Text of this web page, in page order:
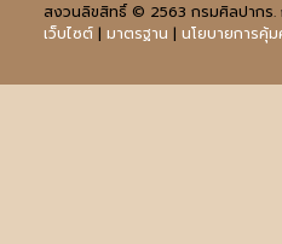
สงวนลิขสิทธิ์ © 2563 กรมศิลปากร
เว็บไซต์| มาตรฐาน | นโยบายการคุ้